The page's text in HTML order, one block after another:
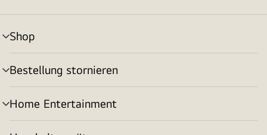
Shop
Menü
umschalten
Bestellung stornieren
Menü
umschalten
Home Entertainment
Menü
umschalten